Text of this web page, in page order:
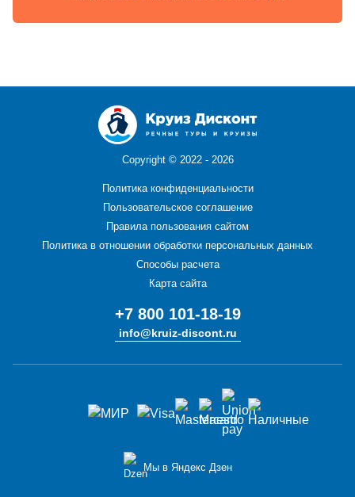
Copyright © 2022 - 2026
Политика конфиденциальности
Пользовательское соглашение
Правила пользования сайтом
Политика в отношении обработки персональных данных
Способы расчета
Карта сайта
+7 800 101-18-19
info@kruiz-discont.ru
Мы в Яндекс Дзен